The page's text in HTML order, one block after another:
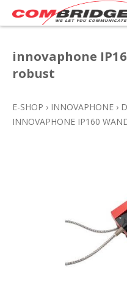
innovaphone
robust
E-SHOP › INNOVAPHONE ›
INNOVAPHONE IP160